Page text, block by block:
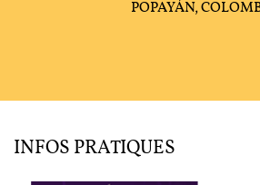
JOËL SUHUBIETTE
POPAYÁN,
INFOS PRATIQUES